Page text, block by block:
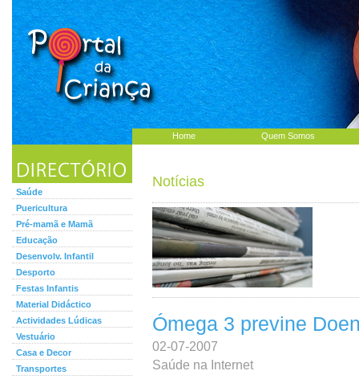
Home Quem Somos
Saúde
Puericultura
Pré-mamã e Mamã
Educação
Desenvolv. Infantil
Desporto
Festas Infantis
Material Didáctico
Actividades Lúdicas
Vestuário
Casa e Decor
Transportes
Notícias
Ómega 3 previne
02-07-2007
Saúde na Internet